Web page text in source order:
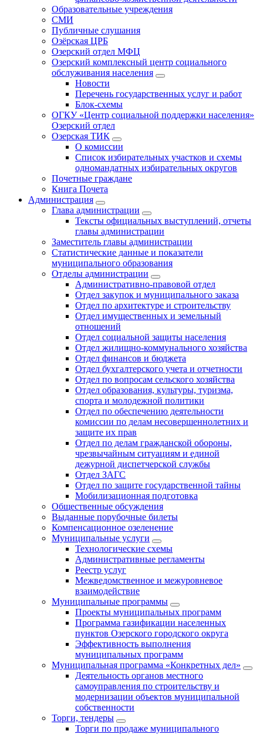
Образовательные учреждения
СМИ
Публичные слушания
Озёрская ЦРБ
Озерский отдел МФЦ
Озерский комплексный центр социального
обслуживания населения
Новости
Перечень государственных услуг и работ
Блок-схемы
ОГКУ «Центр социальной поддержки населения»
Озерский отдел
Озерская ТИК
О комиссии
Список избирательных участков и схемы
одномандатных избирательных округов
Почетные граждане
Книга Почета
Администрация
Глава администрации
Тексты официальных выступлений, отчеты
главы администрации
Заместитель главы администрации
Статистические данные и показатели
муниципального образования
Отделы администрации
Административно-правовой отдел
Отдел закупок и муниципального заказа
Отдел по архитектуре и строительству
Отдел имущественных и земельный
отношений
Отдел социальной защиты населения
Отдел жилищно-коммунального хозяйства
Отдел финансов и бюджета
Отдел бухгалтерского учета и отчетности
Отдел по вопросам сельского хозяйства
Отдел образования, культуры, туризма,
спорта и молодежной политики
Отдел по обеспечению деятельности
комиссии по делам несовершеннолетних и
защите их прав
Отдел по делам гражданской обороны,
чрезвычайным ситуациям и единой
дежурной диспетчерской службы
Отдел ЗАГС
Отдел по защите государственной тайны
Мобилизационная подготовка
Общественные обсуждения
Выданные порубочные билеты
Компенсационное озеленение
Муниципальные услуги
Технологические схемы
Административные регламенты
Реестр услуг
Межведомственное и межуровневое
взаимодействие
Муниципальные программы
Проекты муниципальных программ
Программа газификации населенных
пунктов Озерского городского округа
Эффективность выполнения
муниципальных программ
Муниципальная программа «Конкретных дел»
Деятельность органов местного
самоуправления по строительству и
модернизации объектов муниципальной
собственности
Торги, тендеры
Торги по продаже муниципального